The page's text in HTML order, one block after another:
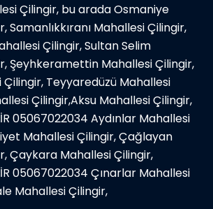
Çilingir, bu arada Osmaniye
Samanlıkkıranı Mahallesi Çilingir,
Çilingir, Sultan Selim
Şeyhkeramettin Mahallesi Çilingir,
Teyyaredüzü Mahallesi
Çilingir,Aksu Mahallesi Çilingir,
05067022034 Aydınlar Mahallesi
Mahallesi Çilingir, Çağlayan
Çaykara Mahallesi Çilingir,
05067022034 Çınarlar Mahallesi
Mahallesi Çilingir,